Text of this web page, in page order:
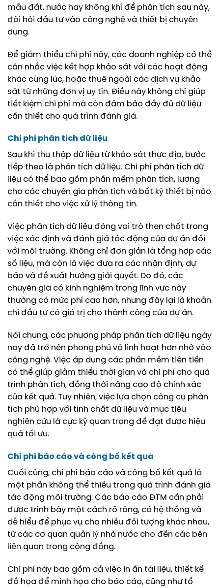
mẫu đất, nước hay không khí để phân tích sau này,
đòi hỏi đầu tư vào công nghệ và thiết bị chuyên
dụng.
Để giảm thiểu chi phí này, các doanh nghiệp có thể
cân nhắc việc kết hợp khảo sát với các hoạt động
khác cùng lúc, hoặc thuê ngoài các dịch vụ khảo
sát từ những đơn vị uy tín. Điều này không chỉ giúp
tiết kiệm chi phí mà còn đảm bảo đầy đủ dữ liệu
cần thiết cho quá trình đánh giá.
Chi phí phân tích dữ liệu
Sau khi thu thập dữ liệu từ khảo sát thực địa, bước
tiếp theo là phân tích dữ liệu. Chi phí phân tích dữ
liệu có thể bao gồm phần mềm phân tích, lương
cho các chuyên gia phân tích và bất kỳ thiết bị nào
cần thiết cho việc xử lý thông tin.
Việc phân tích dữ liệu đóng vai trò then chốt trong
việc xác định và đánh giá tác động của dự án đối
với môi trường. Không chỉ đơn giản là tổng hợp các
số liệu, mà còn là việc đưa ra các nhận định, dự
báo và đề xuất hướng giải quyết. Do đó, các
chuyên gia có kinh nghiệm trong lĩnh vực này
thường có mức phí cao hơn, nhưng đây lại là khoản
chi đầu tư có giá trị cho thành công của dự án.
Nói chung, các phương pháp phân tích dữ liệu ngày
nay đã trở nên phong phú và linh hoạt hơn nhờ vào
công nghệ. Việc áp dụng các phần mềm tiên tiến
có thể giúp giảm thiểu thời gian và chi phí cho quá
trình phân tích, đồng thời nâng cao độ chính xác
của kết quả. Tuy nhiên, việc lựa chọn công cụ phân
tích phù hợp với tính chất dữ liệu và mục tiêu
nghiên cứu là cực kỳ quan trọng để đạt được hiệu
quả tối ưu.
Chi phí báo cáo và công bố kết quả
Cuối cùng, chi phí báo cáo và công bố kết quả là
một phần không thể thiếu trong quá trình đánh giá
tác động môi trường. Các báo cáo ĐTM cần phải
được trình bày một cách rõ ràng, có hệ thống và
dễ hiểu để phục vụ cho nhiều đối tượng khác nhau,
từ các cơ quan quản lý nhà nước cho đến các bên
liên quan trong cộng đồng.
Chi phí này bao gồm cả việc in ấn tài liệu, thiết kế
đồ họa để minh họa cho báo cáo, cũng như tổ